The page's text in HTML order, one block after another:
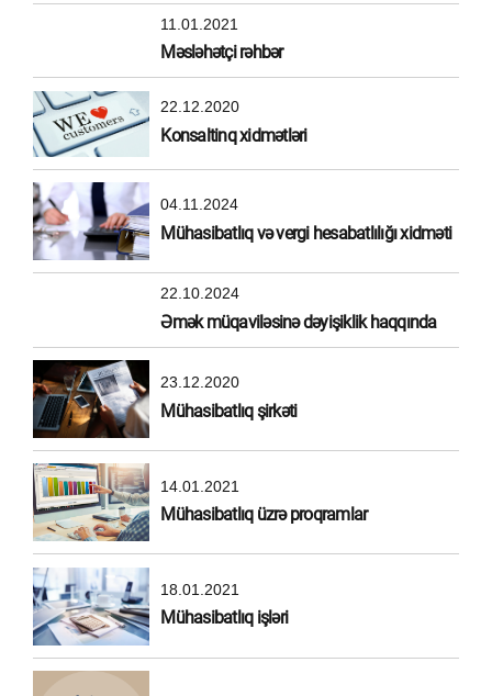
11.01.2021
Məsləhətçi rəhbər
22.12.2020
Konsaltinq xidmətləri
04.11.2024
Mühasibatlıq və vergi hesabatlılığı xidməti
22.10.2024
Əmək müqaviləsinə dəyişiklik haqqında
23.12.2020
Mühasibatlıq şirkəti
14.01.2021
Mühasibatlıq üzrə proqramlar
18.01.2021
Mühasibatlıq işləri